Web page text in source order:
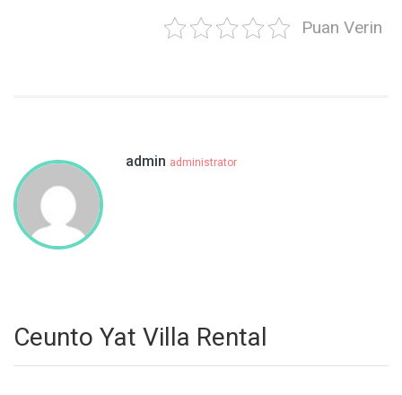
Puan Verin
admin administrator
Ceunto Yat Villa Rental